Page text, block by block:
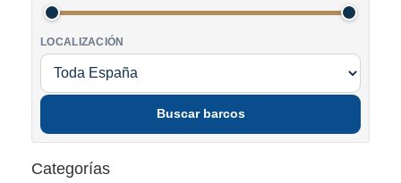
LOCALIZACIÓN
Buscar barcos
Categorías